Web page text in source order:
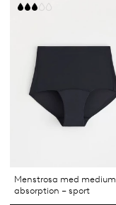
Menstrosa med medium
absorption – sport